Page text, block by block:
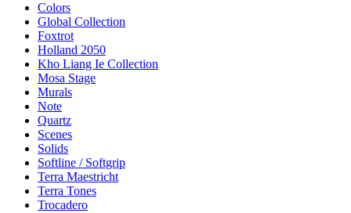
Colors
Global Collection
Foxtrot
Holland 2050
Kho Liang Ie Collection
Mosa Stage
Murals
Note
Quartz
Scenes
Solids
Softline / Softgrip
Terra Maestricht
Terra Tones
Trocadero